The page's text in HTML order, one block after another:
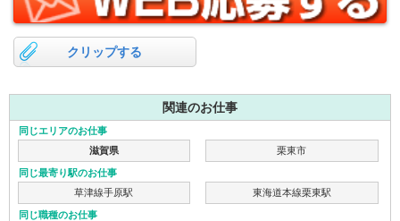
クリップする
関連のお仕事
同じエリアのお仕事
滋賀県
栗東市
同じ最寄り駅のお仕事
草津線手原駅
東海道本線栗東駅
同じ職種のお仕事